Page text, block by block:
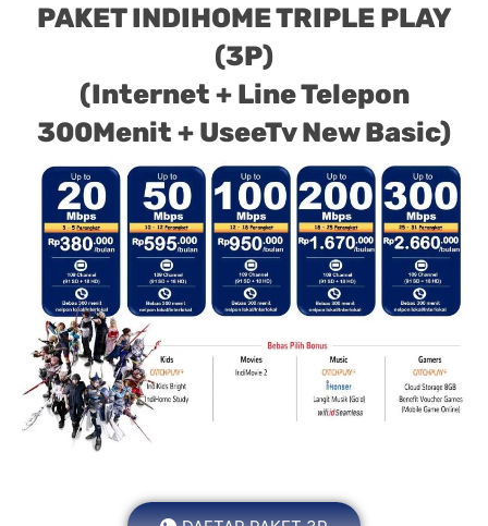
PAKET INDIHOME TRIPLE PLAY
(3P)
(Internet + Line Telepon
300Menit + UseeTv New Basic)